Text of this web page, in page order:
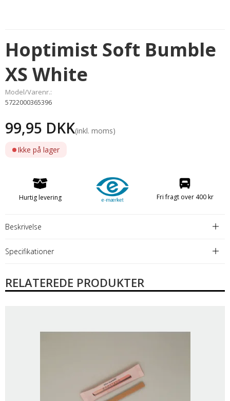
Hoptimist Soft Bumble
XS White
Model/Varenr.:
5722000365396
99,95 DKK(inkl. moms)
Ikke på lager
Hurtig levering Fri fragt over 400 kr
Beskrivelse
Specifikationer
RELATEREDE PRODUKTER